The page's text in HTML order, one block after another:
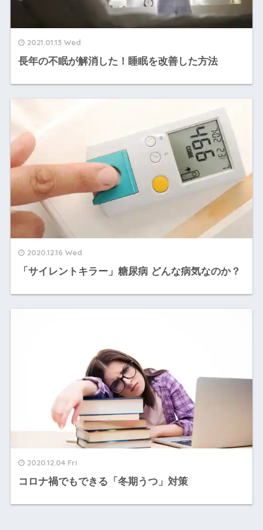
2021.01.13 Wed
長年の不眠が解消した！睡眠を改善した方法
2020.12.16 Wed
「サイレントキラー」糖尿病 どんな病気なのか？
2020.12.04 Fri
コロナ禍でもできる「冬期うつ」対策